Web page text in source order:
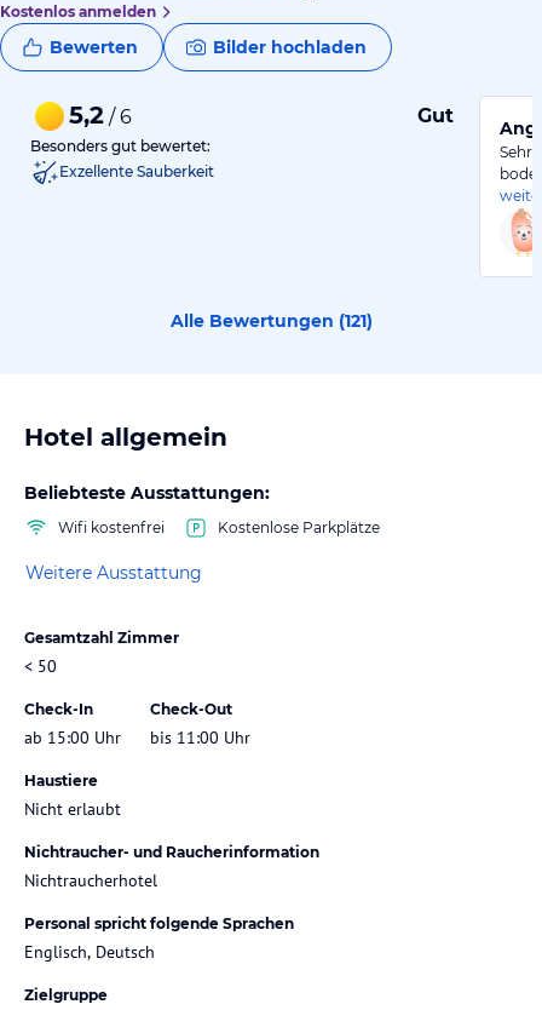
Kostenlos anmelden
Bewerten Bilder hochladen
5,2 / 6 Gut
Besonders gut bewertet:
Exzellente Sauberkeit
Sehr
Alle Bewertungen (121)
Hotel allgemein
Beliebteste Ausstattungen:
Wifi kostenfrei Kostenlose Parkplätze
Weitere Ausstattung
Gesamtzahl Zimmer
< 50
Check-In
ab 15:00 Uhr
Check-Out
bis 11:00 Uhr
Haustiere
Nicht erlaubt
Nichtraucher- und Raucherinformation
Nichtraucherhotel
Personal spricht folgende Sprachen
Englisch, Deutsch
Zielgruppe